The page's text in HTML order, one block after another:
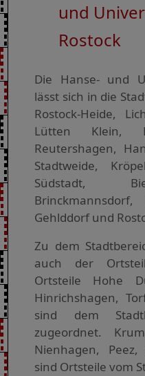
und
Rostock
Die Hanse- und
lässt sich in die
Rostock-Heide,
Lütten Klein,
Reutershagen,
Stadtweide,
Südstadt,
Gehlddorf und
Zu dem
auch der
Ortsteile Hohe
Hinrichshagen,
sind dem
zugeordnet.
Nienhagen,
sind Ortsteile vom